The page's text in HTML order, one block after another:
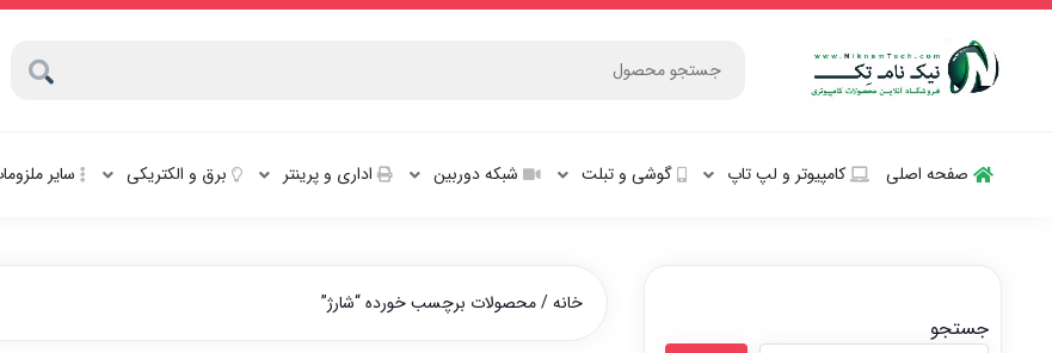
صفحه اصلی کامپیوتر و‌‌‌‌‌ لپ تاپ گوشی و تبلت شبکه دوربین اداری و پرینتر برق و الکتریکی سایر
جستجو
خانه/ محصولات برچسب خورده “شارژ”